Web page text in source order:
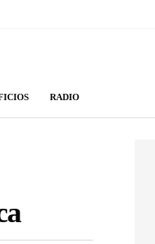
RADIO